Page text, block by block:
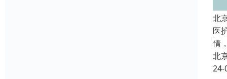
北
医
情
北
24-